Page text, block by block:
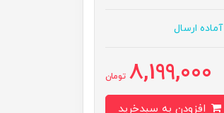
آماده ارسال
8,199,000 تومان